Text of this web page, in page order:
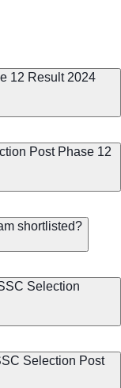
12 Result 2024
Post Phase 12
shortlisted?
Selection
Selection Post